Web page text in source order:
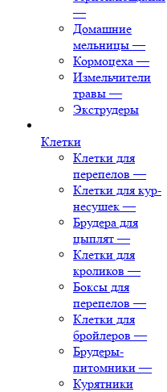
—
Домашние
мельницы —
Кормоцеха —
Измельчители
травы —
Экструдеры
Клетки
Клетки для
перепелов —
Клетки для кур-
несушек —
Брудера для
цыплят —
Клетки для
кроликов —
Боксы для
перепелов —
Клетки для
бройлеров —
Брудеры-
питомники —
Курятники